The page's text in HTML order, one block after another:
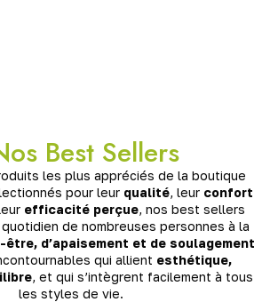
Best Sellers
les plus appréciés de la boutique
pour leur qualité, leur confort
efficacité perçue, nos best sellers
de nombreuses personnes à la
être, d’apaisement et de soulagement
qui allient esthétique,
, et qui s’intègrent facilement à tous
les styles de vie.